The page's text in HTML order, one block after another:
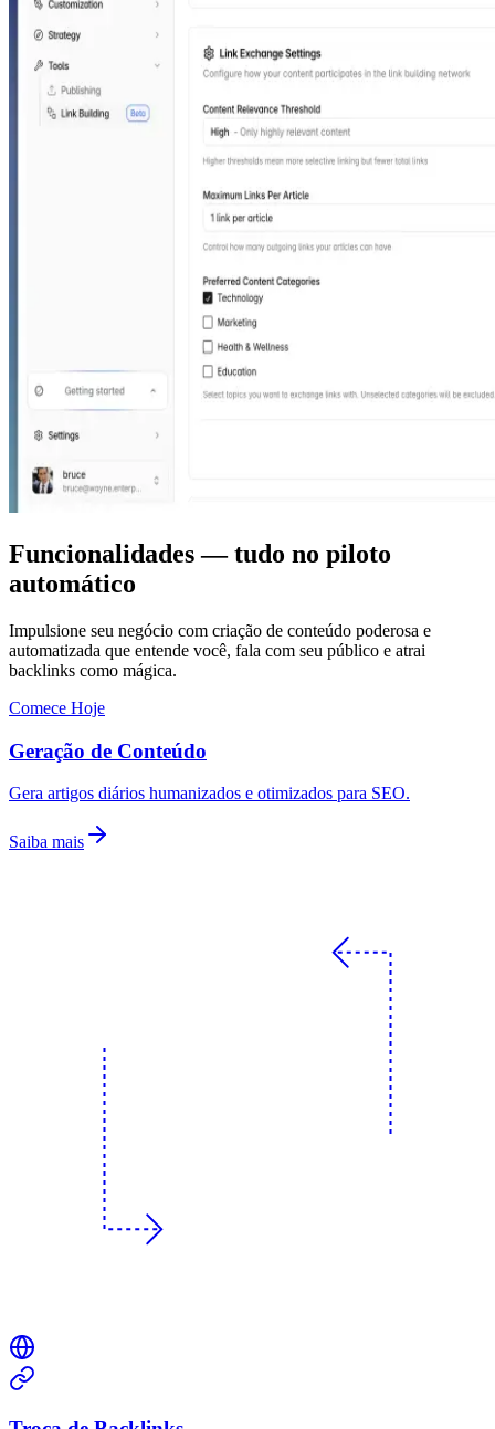
Funcionalidades —tudo no piloto
automático
Impulsione seu negócio com criação de conteúdo poderosa e
automatizada que entende você, fala com seu público e atrai
backlinks como mágica.
Comece Hoje
Geração de Conteúdo
Gera artigos diários humanizados e otimizados para SEO.
Saiba mais